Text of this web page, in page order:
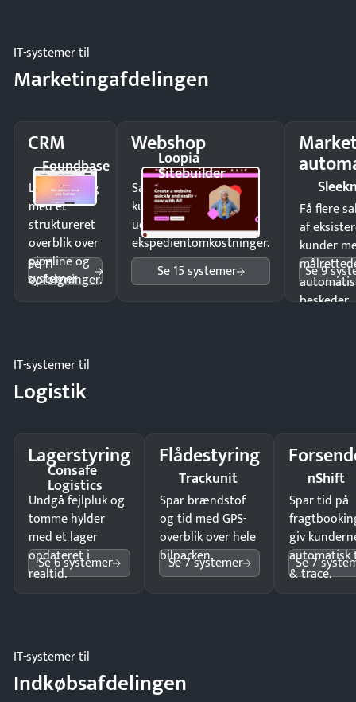
IT-systemer til
Marketingafdelingen
CRM
Foundbase
Luk flere salg
med et
struktureret
overblik over
pipeline og
opfølgninger.
Se 11
systemer
Webshop
Loopia
Sitebuilder
Sælg produkter 24/7 til
kunder i hele landet
uden
ekspedientomkostninger.
Se 15 systemer
Få flere
af
kunder
beskeder.
Se 9
IT-systemer til
Logistik
Lagerstyring
Consafe
Logistics
Undgå fejlpluk og
tomme hylder
med et lager
opdateret i
realtid.
Se 6 systemer
Flådestyring
Trackunit
Spar brændstof
og tid med GPS-
overblik over hele
bilparken.
Se 7 systemer
nShift
Spar tid på
giv
automatisk
& trace.
Se 7
IT-systemer til
Indkøbsafdelingen